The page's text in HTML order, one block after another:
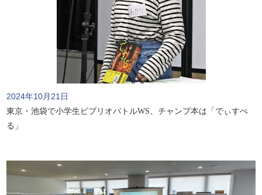
2024年10月21日
東京・池袋で小学生ビブリオバトルWS、チャンプ本は「でぃすぺ
る」